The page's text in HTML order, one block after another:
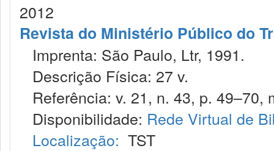
2012
Revista do Ministério Público do
Imprenta: São Paulo, Ltr, 1991.
Descrição Física: 27 v.
Referência: v. 21, n. 43, p. 49–70,
Disponibilidade: Rede Virtual de
Localização: TST